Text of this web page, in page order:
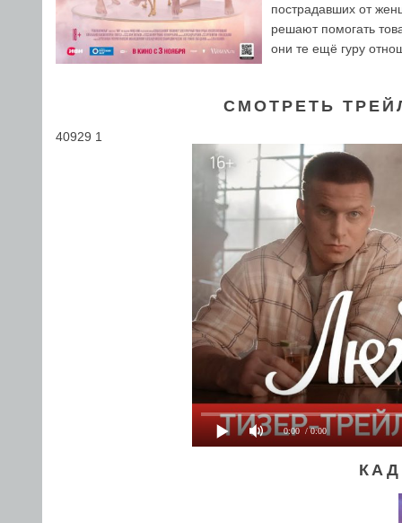
пострадавших от
решают помогать
они те ещё гуру
СМОТРЕТЬ
40929 1
0:00 / 0:00